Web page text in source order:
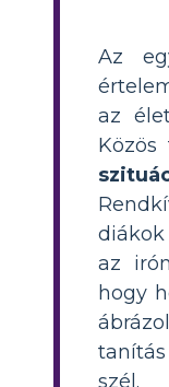
Az
az
Közös
az
hogy
szél.